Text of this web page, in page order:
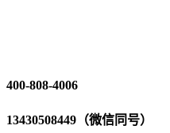
400-808-4006
13430508449（微信同号）